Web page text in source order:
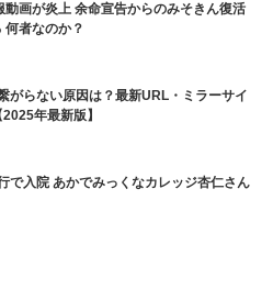
動画が炎上 余命宣告からのみそきん復活
何者なのか？
がらない原因は？最新URL・ミラーサイ
年最新版】
で入院 あかでみっくなカレッジ杏仁さん